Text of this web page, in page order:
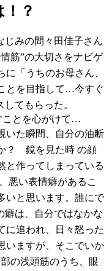
？
じみの間々田佳子さん
筋”の大切さをナビゲ
「うちのお母さん、
とを目指して…今すぐ
てもらった。
ことを心がけて…
いた瞬間、自分の油断
？ 鏡を見た時 の顔
と作ってしまっている
悪い表情癖があるこ
いと思います。誰にで
癖は、自分ではなかな
に追われ、日々怒った
いますが、そこでいか
の浅頭筋のうち、眼